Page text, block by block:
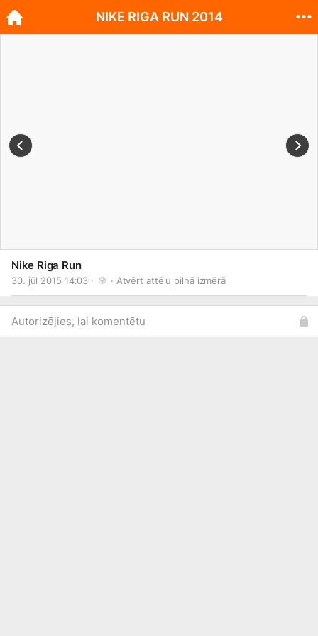
Nike Riga Run
30. jūl 2015 14:03 · · Atvērt attēlu pilnā izmērā
Autorizējies, lai komentētu
NIKE RIGA RUN 2014